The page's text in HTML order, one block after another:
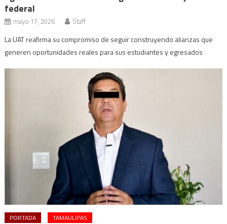
federal
mayo 17, 2026 Staff
La UAT reafirma su compromiso de seguir construyendo alianzas que
generen oportunidades reales para sus estudiantes y egresados
PORTADA TAMAULIPAS